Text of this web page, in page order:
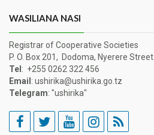
WASILIANA NASI
Registrar of Cooperative Societies
P. O. Box 201, Dodoma, Nyerere Street.
Tel : +255 0262 322 456
Email : ushirika@ushirika.go.tz
Telegram: "ushirika"